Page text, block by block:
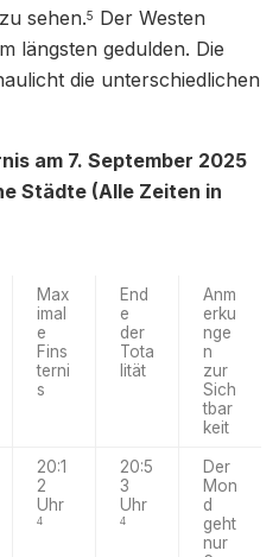
sehen.5 Der Westen
längsten gedulden. Die
die unterschiedlichen
am 7. September 2025
Städte (Alle Zeiten in
Max
imal
e
Fins
terni
s
End
e
der
Tota
lität
Anm
erku
nge
n
zur
Sich
tbar
keit
20:1
2
Uhr
4
20:5
3
Uhr
4
Der
Mon
d
geht
nur